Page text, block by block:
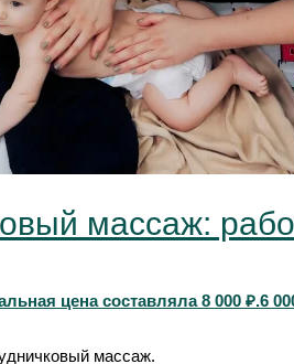
массаж:
цена составляла 8 000 ₽.6
массаж.